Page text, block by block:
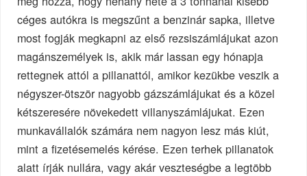
céges autókra is megszűnt a benzinár sapka, illetve
most fogják megkapni az első rezsiszámlájukat azon
magánszemélyek is, akik már lassan egy hónapja
rettegnek attól a pillanattól, amikor kezükbe veszik a
négyszer-ötször nagyobb gázszámlájukat és a közel
kétszeresére növekedett villanyszámlájukat. Ezen
munkavállalók számára nem nagyon lesz más kiút,
mint a fizetésemelés kérése. Ezen terhek pillanatok
alatt írják nullára, vagy akár veszteségbe a legtöbb